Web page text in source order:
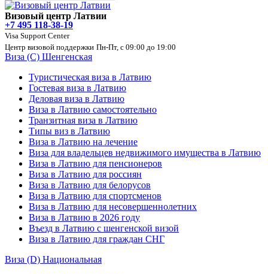
Визовый центр Латвии
+7 495 118-38-19
Visa Support Center
Центр визовой поддержки Пн-Пт, с 09:00 до 19:00
Виза (C) Шенгенская
Туристическая виза в Латвию
Гостевая виза в Латвию
Деловая виза в Латвию
Виза в Латвию самостоятельно
Транзитная виза в Латвию
Типы виз в Латвию
Виза в Латвию на лечение
Виза для владельцев недвижимого имущества в Латвию
Виза в Латвию для пенсионеров
Виза в Латвию для россиян
Виза в Латвию для белорусов
Виза в Латвию для спортсменов
Виза в Латвию для несовершеннолетних
Виза в Латвию в 2026 году
Въезд в Латвию с шенгенской визой
Виза в Латвию для граждан СНГ
Виза (D) Национальная